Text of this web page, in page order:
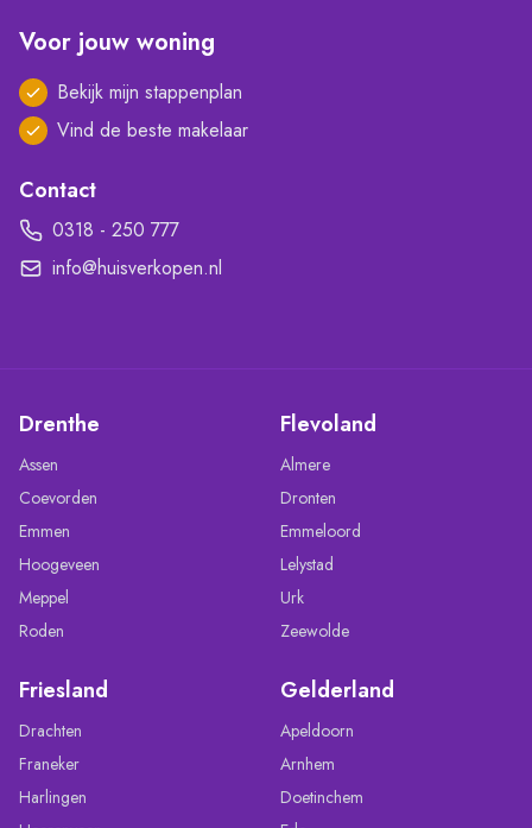
Voor jouw woning
Bekijk mijn stappenplan
Vind de beste makelaar
Contact
0318 - 250 777
info@huisverkopen.nl
Drenthe
Assen
Coevorden
Emmen
Hoogeveen
Meppel
Roden
Flevoland
Almere
Dronten
Emmeloord
Lelystad
Urk
Zeewolde
Friesland
Drachten
Franeker
Harlingen
Gelderland
Apeldoorn
Arnhem
Doetinchem